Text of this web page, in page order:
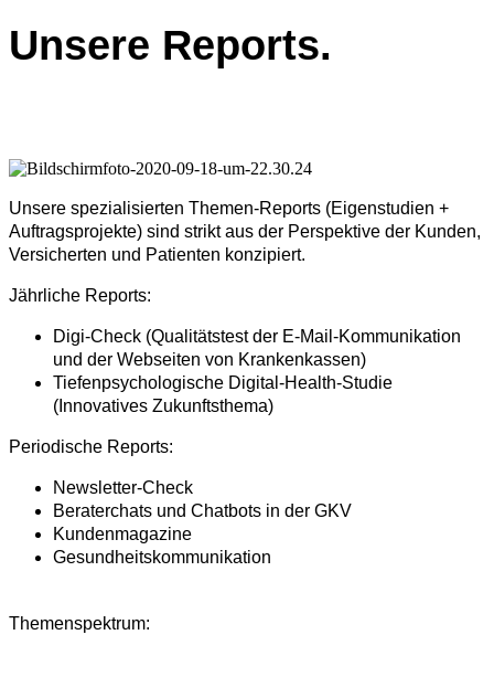
Unsere Reports.
Unsere spezialisierten Themen-Reports (Eigenstudien +
Auftragsprojekte) sind strikt aus der Perspektive der Kunden,
Versicherten und Patienten konzipiert.
Jährliche Reports:
Digi-Check (Qualitätstest der E-Mail-Kommunikation
und der Webseiten von Krankenkassen)
Tiefenpsychologische Digital-Health-Studie
(Innovatives Zukunftsthema)
Periodische Reports:
Newsletter-Check
Beraterchats und Chatbots in der GKV
Kundenmagazine
Gesundheitskommunikation
Themenspektrum: